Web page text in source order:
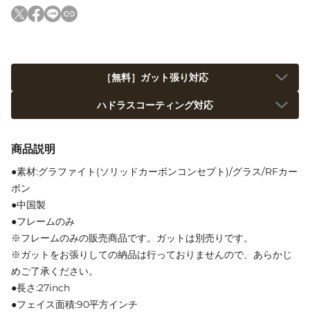
［無料］ガット張り対応
ハドラスコーティング対応
商品説明
●素材:グラファイト(ソリッドカーボンコンセプト)/グラス/RFカー
ボン
●中国製
●フレームのみ
※フレームのみの販売商品です。ガットは別売りです。
※ガットをお張りしての納品は行っておりませんので、あらかじ
めご了承ください。
●長さ:27inch
●フェイス面積:90平方インチ